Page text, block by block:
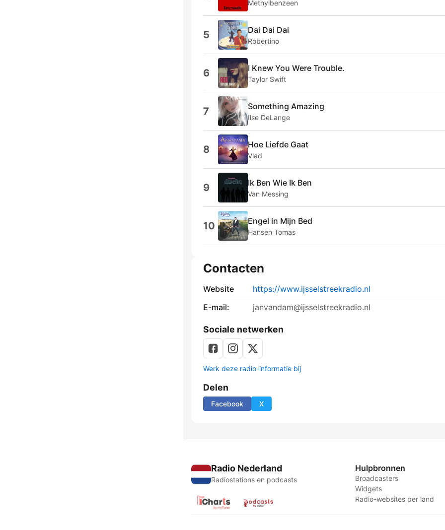
Methylbenzeen
5 Dai Dai Dai
Robertino
6 I Knew You Were Trouble.
Taylor Swift
7 Something Amazing
Ilse DeLange
8 Hoe Liefde Gaat
Vlad
9 Ik Ben Wie Ik Ben
Van Messing
10 Engel in Mijn Bed
Hansen Tomas
Contacten
Website
https://www.ijsselstreekradio.nl
E-mail:
janvandam@ijsselstreekradio.nl
Sociale netwerken
Werk deze radio-informatie bij
Delen
Facebook X
Radio Nederland
Radiostations en podcasts
Hulpbronnen
Broadcasters
Widgets
Radio-websites per land